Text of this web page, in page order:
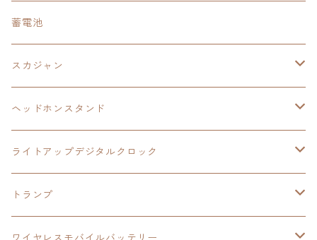
置くだけスピーカー
飾れるはがき
カーマグネット
トランプ
イースⅨ
手帳型スマホカバー
モバイルバッテリー
零の軌跡：改
碧の軌跡：改
創の軌跡
ケーブルステージ
イラストフレームクロック
40周年記念
黎の軌跡
東亰ザナドゥ
阪神タイガース
閃の軌跡Ⅲ
ソーラーパネル
LEDライト付き
閃の軌跡Ⅳ
閃の軌跡Ⅲ
閃の軌跡Ⅳ
イースⅨ
零の軌跡：改
碧の軌跡：改
創の軌跡
閃の軌跡Ⅲ
日本ファルコム
閃の軌跡
蓄電池
スカジャン
サンリオ
ワンピース
今日から俺は！！
ゴジラ
ヘッドホンスタンド
閃の軌跡Ⅳ
イースⅨ
零の軌跡：改
ライトアップデジタルクロック
閃の軌跡Ⅳ
イースⅨ
トランプ
日本ファルコム